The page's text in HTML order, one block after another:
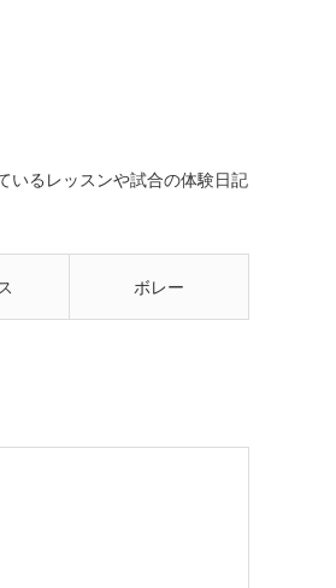
るレッスンや試合の体験日記
ボレー